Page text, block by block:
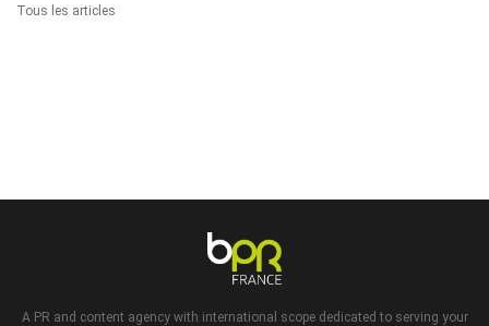
Tous les articles
A PR and content agency with international scope dedicated to serving your